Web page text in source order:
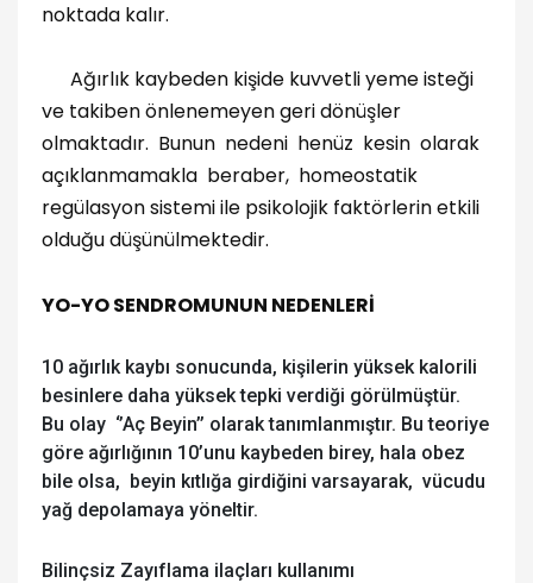
noktada kalır.
Ağırlık kaybeden kişide kuvvetli yeme isteği
ve takiben önlenemeyen geri dönüşler
olmaktadır. Bunun nedeni henüz kesin olarak
açıklanmamakla beraber, homeostatik
regülasyon sistemi ile psikolojik faktörlerin etkili
olduğu düşünülmektedir.
YO-YO SENDROMUNUN NEDENLERİ
10 ağırlık kaybı sonucunda, kişilerin yüksek kalorili
besinlere daha yüksek tepki verdiği görülmüştür.
Bu olay ‘’Aç Beyin’’ olarak tanımlanmıştır. Bu teoriye
göre ağırlığının 10’unu kaybeden birey, hala obez
bile olsa, beyin kıtlığa girdiğini varsayarak, vücudu
yağ depolamaya yöneltir.
Bilinçsiz Zayıflama ilaçları kullanımı